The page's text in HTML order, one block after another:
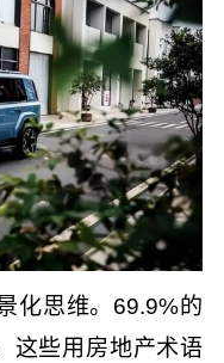
化思维。69.9%的
这些用房地产术语